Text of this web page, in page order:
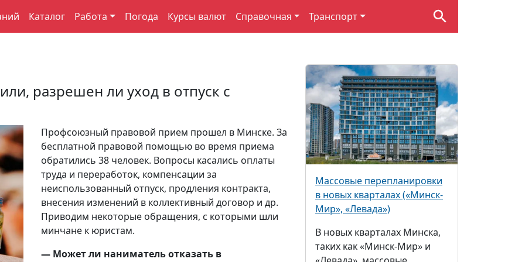
Каталог Работа Погода Курсы валют Справочная Транспорт
разрешен ли уход в отпуск с
Профсоюзный правовой прием прошел в Минске. За
бесплатной правовой помощью во время приема
обратились 38 человек. Вопросы касались оплаты
труда и переработок, компенсации за
неиспользованный отпуск, продления контракта,
внесения изменений в коллективный договор и др.
Приводим некоторые обращения, с которыми шли
минчане к юристам.
— Может ли наниматель отказать в
Массовые перепланировки
в новых кварталах («Минск-
Мир», «Левада»)
В новых кварталах Минска,
таких как «Минск-Мир» и